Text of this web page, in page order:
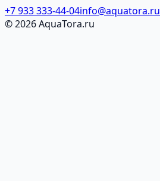
+7 933 333-44-04info@aquatora.ru
© 2026 AquaTora.ru